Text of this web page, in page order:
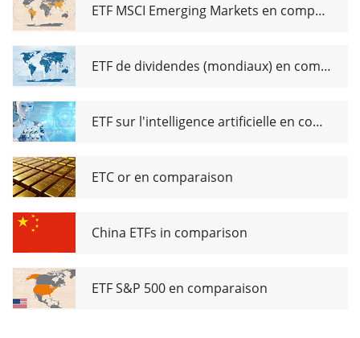
ETF MSCI Emerging Markets en comparaison
ETF de dividendes (mondiaux) en comparaison
ETF sur l'intelligence artificielle en comparaison
ETC or en comparaison
China ETFs in comparison
ETF S&P 500 en comparaison